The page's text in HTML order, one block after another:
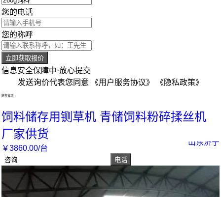
您的电话
您的称呼
立即获取报价
信息安全保障中·放心提交
发送询价代表您同意 《用户服务协议》 《隐私政策》
猜你喜欢
饲料储存用铡草机 青储饲料粉碎揉丝机
厂家供货
￥3860.00/台
山东济宁
咨询 电话